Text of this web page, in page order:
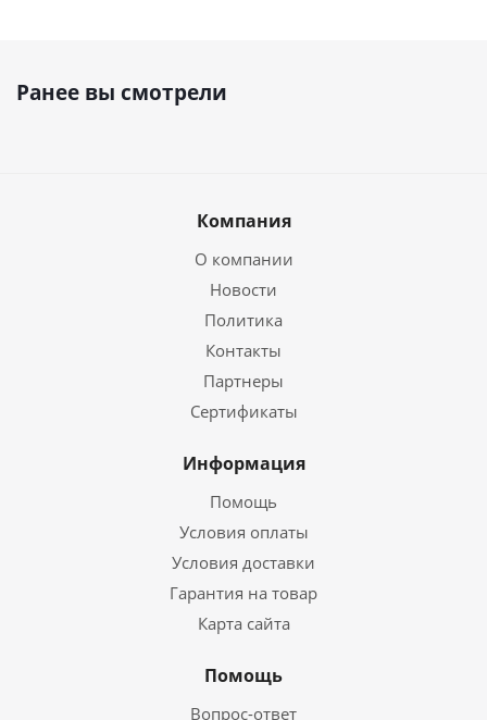
Ранее вы смотрели
Компания
О компании
Новости
Политика
Контакты
Партнеры
Сертификаты
Информация
Помощь
Условия оплаты
Условия доставки
Гарантия на товар
Карта сайта
Помощь
Вопрос-ответ